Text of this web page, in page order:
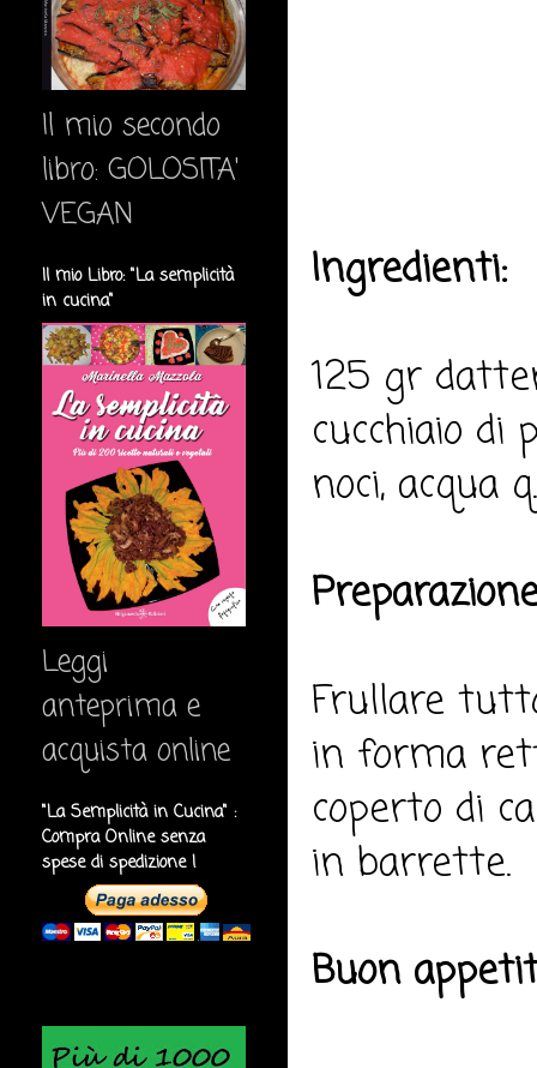
Ingredienti:
125 gr
cucchiaio di
noci, acqua
Frullare
in forma
coperto di
in barrette.
Buon
Il mio secondo
libro: GOLOSITA'
VEGAN
Il mio Libro: "La semplicità
in cucina"
Leggi
anteprima e
acquista online
"La Semplicità in Cucina" :
Compra Online senza
spese di spedizione !